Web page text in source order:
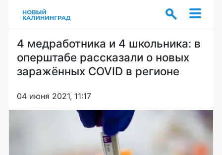
4 медработника и 4 школьника: в
оперштабе рассказали о новых
заражённых COVID в регионе
04 июня 2021, 11:17